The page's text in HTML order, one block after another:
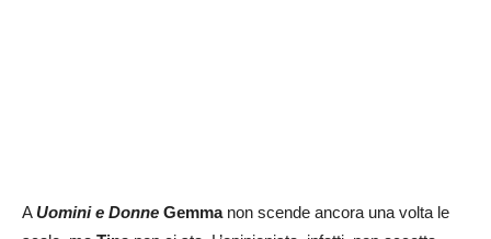
AUomini e Donne Gemmanon scende ancora una volta le